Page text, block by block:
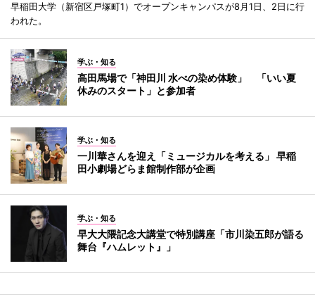
早稲田大学（新宿区戸塚町1）でオープンキャンパスが8月1日、2日に行
われた。
学ぶ・知る
高田馬場で「神田川 水べの染め体験」 「いい夏
休みのスタート」と参加者
学ぶ・知る
一川華さんを迎え「ミュージカルを考える」 早稲
田小劇場どらま館制作部が企画
学ぶ・知る
早大大隈記念大講堂で特別講座「市川染五郎が語る
舞台『ハムレット』」